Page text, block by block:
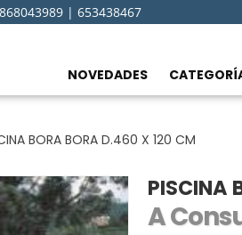
| 653438467
NOVEDADES
BORA BORA D.460 X 120 CM
PISCINA
A